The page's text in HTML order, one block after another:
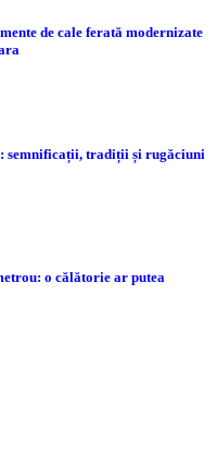
de cale ferată modernizate
semnificații, tradiții și rugăciuni
o călătorie ar putea